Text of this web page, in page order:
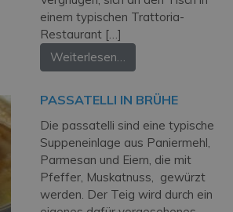
einem typischen Trattoria-
Restaurant […]
Weiterlesen…
PASSATELLI IN BRÜHE
Die passatelli sind eine typische
Suppeneinlage aus Paniermehl,
Parmesan und Eiern, die mit
Pfeffer, Muskatnuss, gewürzt
werden. Der Teig wird durch ein